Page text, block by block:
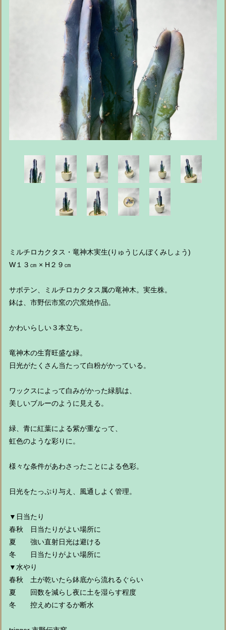
ミルチロカクタス・竜神木実生(りゅうじんぼくみしょう)
W１３㎝ × H２９㎝
サボテン、ミルチロカクタス属の竜神木。実生株。
鉢は、市野伝市窯の穴窯焼作品。
かわいらしい３本立ち。
竜神木の生育旺盛な緑。
日光がたくさん当たって白粉がかっている。
ワックスによって白みがかった緑肌は、
美しいブルーのように見える。
緑、青に紅葉による紫が重なって、
虹色のような彩りに。
様々な条件があわさったことによる色彩。
日光をたっぷり与え、風通しよく管理。
▼日当たり
春秋 日当たりがよい場所に
夏 強い直射日光は避ける
冬 日当たりがよい場所に
▼水やり
春秋 土が乾いたら鉢底から流れるぐらい
夏 回数を減らし夜に土を湿らす程度
冬 控えめにするか断水